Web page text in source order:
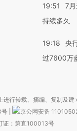
19:51
7
持续多久
19:18
央
过7600万
行转载、摘编、复制及建
号
京公网安备
证：第直100013号